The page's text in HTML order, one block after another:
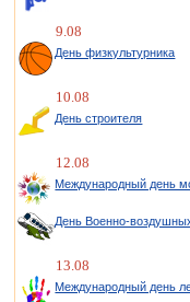
9.08
День физкультурника
10.08
День строителя
12.08
Международный день
День Военно-
13.08
Международный день